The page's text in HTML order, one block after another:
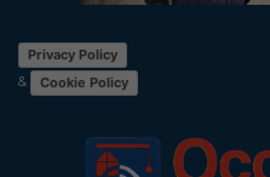
Privacy Policy
&
Cookie Policy